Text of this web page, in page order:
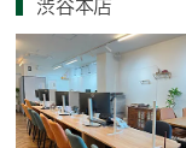
渋谷本店